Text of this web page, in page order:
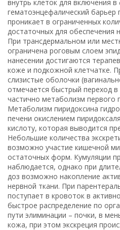
внутрь клеток для включения
гематоэнцефалический
проникает в ограниченных
достаточных для обеспечения
При трансдермальном или
ограничена роговым слоем
нанесении достигаются
коже и подкожной клетчатке.
слизистые оболочки
отмечается быстрый переход
частично метаболизм первого
Метаболизм пиридоксина
печени окислением
кислоту, которая выводится
Небольшие количества
возможно участие кишечной
остаточных форм. Кумуляции
наблюдается, однако при
доз возможно накопление
нервной ткани. При
поступает в кровоток в
быстрое распределение по
пути элиминации – почки, в
кожа, при этом экскреция